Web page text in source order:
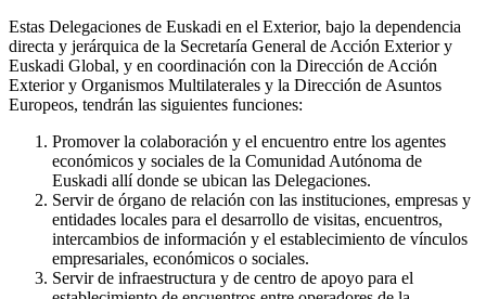
Estas Delegaciones de Euskadi en el Exterior, bajo la dependencia
directa y jerárquica de la Secretaría General de Acción Exterior y
Euskadi Global, y en coordinación con la Dirección de Acción
Exterior y Organismos Multilaterales y la Dirección de Asuntos
Europeos, tendrán las siguientes funciones:
Promover la colaboración y el encuentro entre los agentes
económicos y sociales de la Comunidad Autónoma de
Euskadi allí donde se ubican las Delegaciones.
Servir de órgano de relación con las instituciones, empresas y
entidades locales para el desarrollo de visitas, encuentros,
intercambios de información y el establecimiento de vínculos
empresariales, económicos o sociales.
Servir de infraestructura y de centro de apoyo para el